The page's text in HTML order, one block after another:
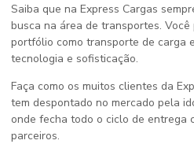
Saiba que na Express Cargas
busca na área de transportes.
portfólio como transporte de carga
tecnologia e sofisticação.
Faça como os muitos clientes da
tem despontado no mercado pela
onde fecha todo o ciclo de entrega
parceiros.